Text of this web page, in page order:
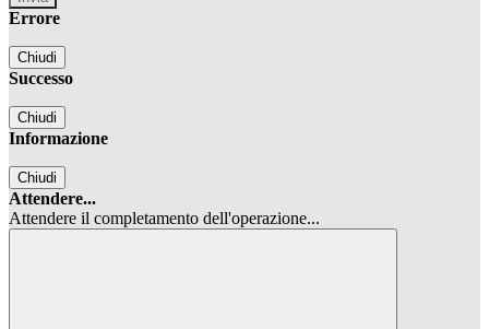
Errore
Chiudi
Successo
Chiudi
Informazione
Chiudi
Attendere...
Attendere il completamento dell'operazione...